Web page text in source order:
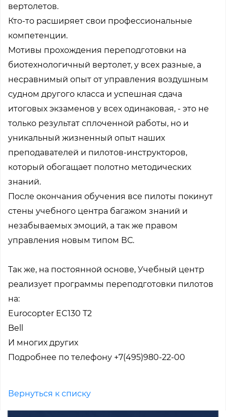
вертолетов.
Кто-то расширяет свои профессиональные
компетенции.
Мотивы прохождения переподготовки на
биотехнологичный вертолет, у всех разные, а
несравнимый опыт от управления воздушным
судном другого класса и успешная сдача
итоговых экзаменов у всех одинаковая, - это не
только результат сплоченной работы, но и
уникальный жизненный опыт наших
преподавателей и пилотов-инструкторов,
который обогащает полотно методических
знаний.
После окончания обучения все пилоты покинут
стены учебного центра багажом знаний и
незабываемых эмоций, а так же правом
управления новым типом ВС.
Так же, на постоянной основе, Учебный центр
реализует программы переподготовки пилотов
на:
Eurocopter EC130 T2
Bell
И многих других
Подробнее по телефону +7(495)980-22-00
Вернуться к списку